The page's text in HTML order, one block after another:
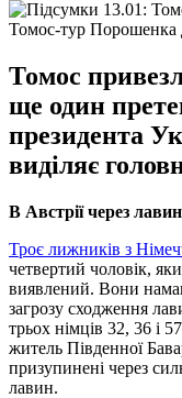
Томос-тур Порошенка
Томос
ще один
президента
виділяє
В Австрії через
Троє лижників з
четвертий чоловік,
виявлений. Вони
загрозу сходження
трьох німців 32, 36 і
житель Південної
призупинені через
лавин.